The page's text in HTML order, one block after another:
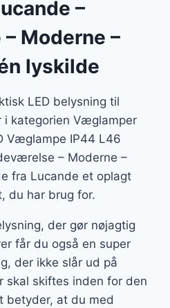
–
Moderne –
lyskilde
LED belysning til
i kategorien Væglamper
Væglampe IP44 L46
– Moderne –
fra Lucande et oplagt
du har brug for.
der gør nøjagtig
får du også en super
der ikke slår ud på
skal skiftes inden for den
betyder, at du med